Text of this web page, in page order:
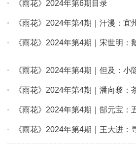
《雨花》2024年第6期目录
《雨花》2024年第4期｜汗漫：宜
《雨花》2024年第4期｜宋世明：
《雨花》2024年第4期｜但及：小
《雨花》2024年第4期｜潘向黎：
《雨花》2024年第4期｜郜元宝：
《雨花》2024年第4期｜王大进：